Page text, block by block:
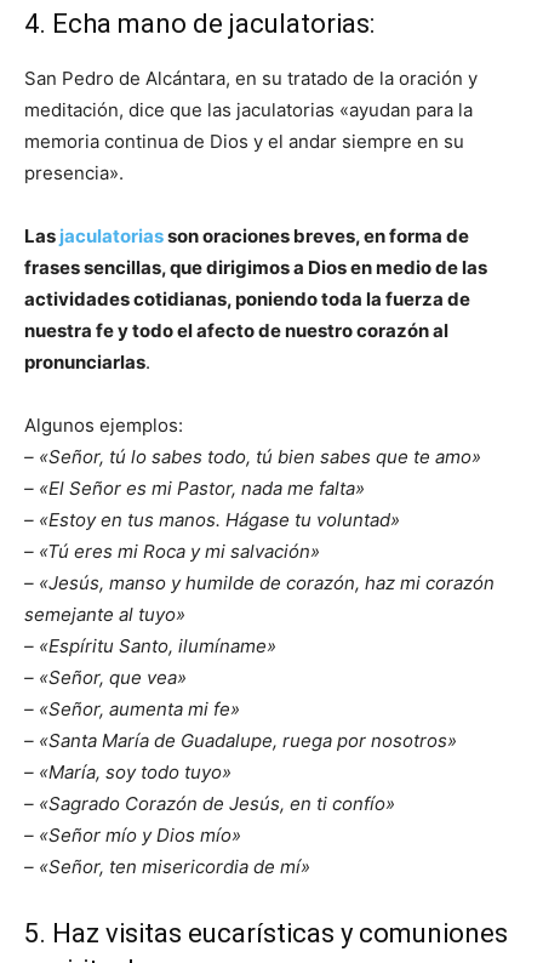
4. Echa mano de jaculatorias:
San Pedro de Alcántara, en su tratado de la oración y
meditación, dice que las jaculatorias «ayudan para la
memoria continua de Dios y el andar siempre en su
presencia».
Las jaculatoriasson oraciones breves, en forma de
frases sencillas, que dirigimos a Dios en medio de las
actividades cotidianas, poniendo toda la fuerza de
nuestra fe y todo el afecto de nuestro corazón al
pronunciarlas.
Algunos ejemplos:
– «Señor, tú lo sabes todo, tú bien sabes que te amo»
– «El Señor es mi Pastor, nada me falta»
– «Estoy en tus manos. Hágase tu voluntad»
– «Tú eres mi Roca y mi salvación»
– «Jesús, manso y humilde de corazón, haz mi corazón
semejante al tuyo»
– «Espíritu Santo, ilumíname»
– «Señor, que vea»
– «Señor, aumenta mi fe»
– «Santa María de Guadalupe, ruega por nosotros»
– «María, soy todo tuyo»
– «Sagrado Corazón de Jesús, en ti confío»
– «Señor mío y Dios mío»
– «Señor, ten misericordia de mí»
5. Haz visitas eucarísticas y comuniones